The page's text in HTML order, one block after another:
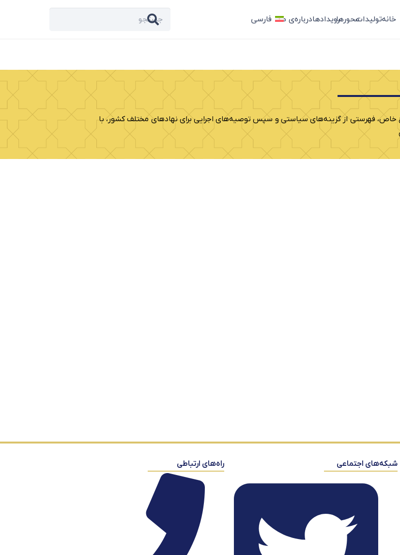
خانهتولیداتمحورهارویدادهادرباره‌ی ما فارسی
فهرستی از گزینه‌های سیاستی و سپس توصیه‌های اجرایی برای نهادهای مختلف کشور، با
شبکه‌های اجتماعی راه‌های ارتباطی